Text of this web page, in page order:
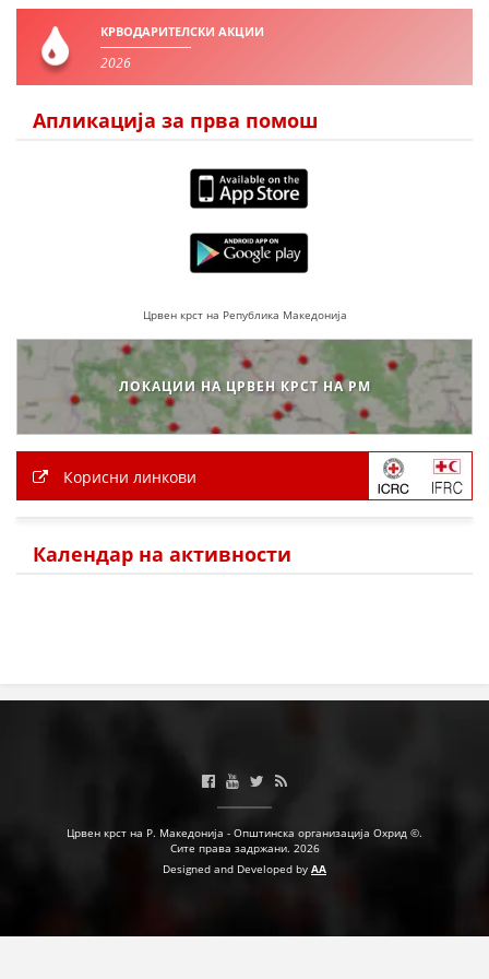
БРОШУРИ
ПРЕЗЕНТАЦИИ
КРВОДАРИТЕЛСКИ АКЦИИ
2026
Апликација за прва помош
Црвен крст на Република Македонија
ЛОКАЦИИ НА ЦРВЕН КРСТ НА РМ
Корисни линкови
Календар на активности
Црвен крст на Р. Македонија - Општинска организација Охрид ©.
Сите права задржани. 2026
Designed and Developed by AA